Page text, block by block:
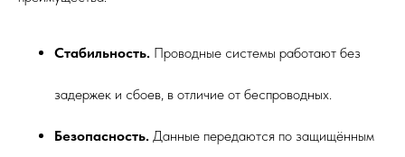
Стабильность. Проводные системы работают без
задержек и сбоев, в отличие от беспроводных.
Безопасность. Данные передаются по защищённым